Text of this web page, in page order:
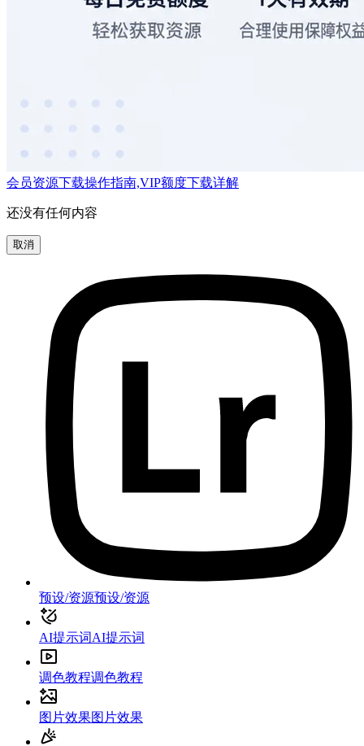
会员资源下载操作指南,VIP额度下载详解
还没有任何内容
取消
预设/资源预设/资源
AI提示词AI提示词
调色教程调色教程
图片效果图片效果